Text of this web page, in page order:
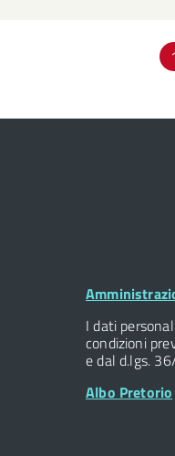
Footer
I dati
condizioni
e dal d.lgs.
Albo Pretorio